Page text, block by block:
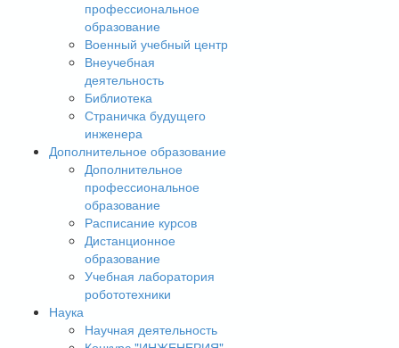
профессиональное
образование
Военный учебный центр
Внеучебная
деятельность
Библиотека
Страничка будущего
инженера
Дополнительное образование
Дополнительное
профессиональное
образование
Расписание курсов
Дистанционное
образование
Учебная лаборатория
робототехники
Наука
Научная деятельность